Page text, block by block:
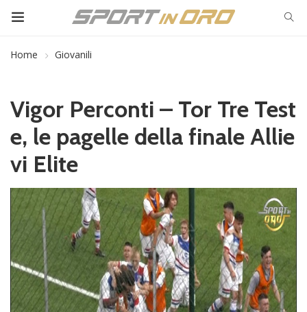
Home Giovanili
Vigor Perconti – Tor Tre Test
e, le pagelle della finale Allie
vi Elite